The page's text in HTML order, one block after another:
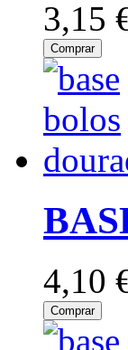
3,15
Comprar
4,10
Comprar